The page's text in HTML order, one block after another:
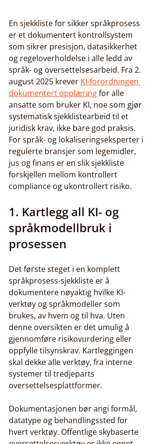
En sjekkliste for sikker språkprosess
er et dokumentert kontrollsystem
som sikrer presisjon, datasikkerhet
og regeloverholdelse i alle ledd av
språk- og oversettelsesarbeid. Fra 2.
august 2025 krever KI-forordningen
dokumentert opplæring for alle
ansatte som bruker KI, noe som gjør
systematisk sjekklistearbeid til et
juridisk krav, ikke bare god praksis.
For språk- og lokaliseringseksperter i
regulerte bransjer som legemidler,
jus og finans er en slik sjekkliste
forskjellen mellom kontrollert
compliance og ukontrollert risiko.
1. Kartlegg all KI- og
språkmodellbruk i
prosessen
Det første steget i en komplett
språkprosess-sjekkliste er å
dokumentere nøyaktig hvilke KI-
verktøy og språkmodeller som
brukes, av hvem og til hva. Uten
denne oversikten er det umulig å
gjennomføre risikovurdering eller
oppfylle tilsynskrav. Kartleggingen
skal dekke alle verktøy, fra interne
systemer til tredjeparts
oversettelsesplattformer.
Dokumentasjonen bør angi formål,
datatype og behandlingssted for
hvert verktøy. Offentlige skybaserte